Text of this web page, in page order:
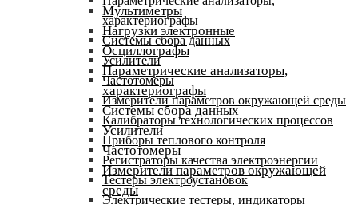
характериографы
Системы сбора данных
Усилители
Частотомеры
Измерители параметров окружающей среды
Калибраторы технологических процессов
Приборы теплового контроля
Регистраторы качества электроэнергии
Тестеры электроустановок
Электрические тестеры, индикаторы
Мультиметры
Нагрузки электронные
Осциллографы
Параметрические анализаторы,
характериографы
Системы сбора данных
Усилители
Частотомеры
Измерители параметров окружающей
среды